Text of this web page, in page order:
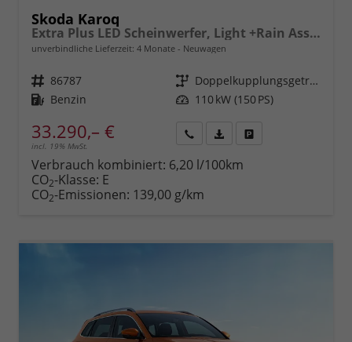
Skoda Karoq
Extra Plus LED Scheinwerfer, Light +Rain Assist, Front + Lane 8" Entertainment, ESP mit ABS, MSR, ASR, EDS, HBA, DSR, RBS, MKB,Climatronic, Parksensoren, Sitzhzg., 17" ALU uvm.
unverbindliche Lieferzeit: 4 Monate Neuwagen
Fahrzeugnr. 86787 Getriebe
Doppelkupplungsgetriebe (DSG)
Kraftstoff Benzin Leistung 110 kW (150 PS)
33.290,– €
incl. 19% MwSt.
anfordern
Datei,
Verbrauch kombiniert: 6,20 l/100km
CO2-Klasse: E
CO2-Emissionen: 139,00 g/km